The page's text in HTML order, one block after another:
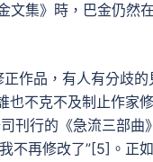
集》時，巴金仍然
作品，有人有分歧
也不克不及制止作家
刊行的《急流三部曲
不再修改了”[5]。正